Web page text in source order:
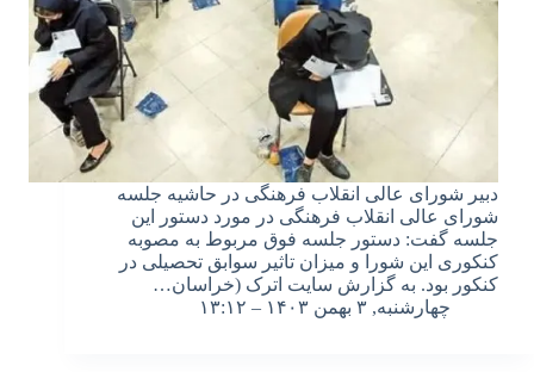
دبیر شورای عالی انقلاب فرهنگی در حاشیه جلسه
شورای عالی انقلاب فرهنگی در مورد دستور این
جلسه گفت: دستور جلسه فوق مربوط به مصوبه
کنکوری این شورا و میزان تاثیر سوابق تحصیلی در
کنکور بود. به گزارش سایت اترک (خراسان…
چهارشنبه, ۳ بهمن ۱۴۰۳ – ۱۳:۱۲